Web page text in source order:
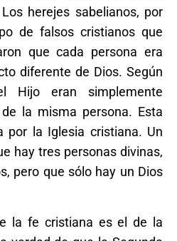
herejes sabelianos, por
de falsos cristianos que
que cada persona era
diferente de Dios. Según
Hijo eran simplemente
la misma persona. Esta
por la Iglesia cristiana. Un
hay tres personas divinas,
pero que sólo hay un Dios
la fe cristiana es el de la